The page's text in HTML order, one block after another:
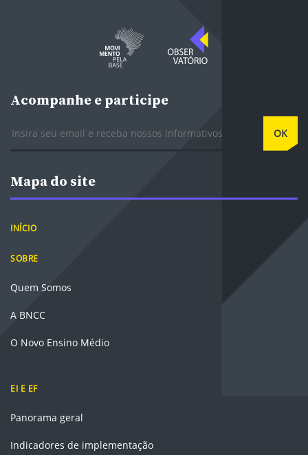
Acompanhe e participe
OK
Mapa do site
INÍCIO
SOBRE
Quem Somos
A BNCC
O Novo Ensino Médio
EI E EF
Panorama geral
Indicadores de implementação